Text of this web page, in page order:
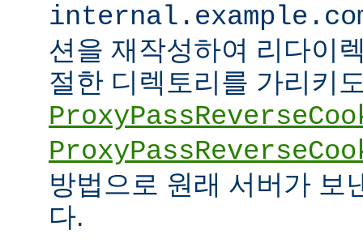
션을 재작성하여 리다이
절한 디렉토리를 가리키
방법으로 원래 서버가 보
다.